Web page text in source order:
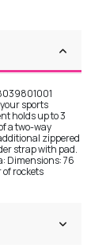
sports
holds up to 3
a two-way
zippered
strap with pad.
Dimensions: 76
of rockets